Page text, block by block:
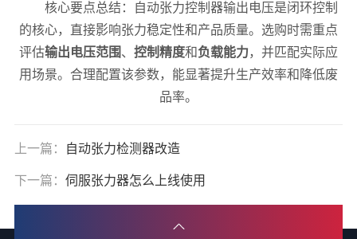
核心要点总结：自动张力控制器输出电压是闭环控制
的核心，直接影响张力稳定性和产品质量。选购时需重点
评估输出电压范围、 控制精度和负载能力 ，并匹配实际应
用场景。合理配置该参数，能显著提升生产效率和降低废
品率。
上一篇： 自动张力检测器改造
下一篇： 伺服张力器怎么上线使用